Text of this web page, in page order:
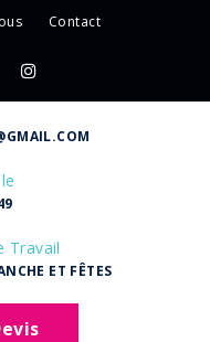
Contact
Travail
ET FÊTES